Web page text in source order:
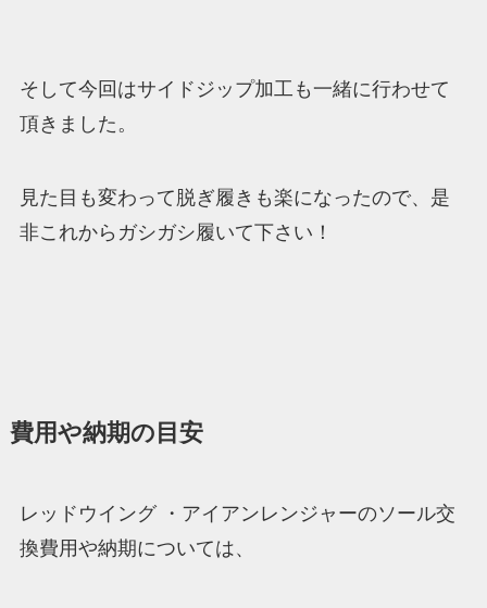
そして今回はサイドジップ加工も一緒に行わせて
頂きました。
見た目も変わって脱ぎ履きも楽になったので、是
非これからガシガシ履いて下さい！
費用や納期の目安
レッドウイング ・アイアンレンジャーのソール交
換費用や納期については、